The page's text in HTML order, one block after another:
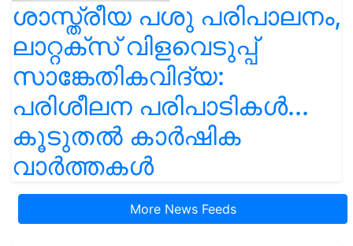
ശാസ്ത്രീയ പശു പരിപാലനം,
ലാറ്റക്സ് വിളവെടുപ്പ്
സാങ്കേതികവിദ്യ:
പരിശീലന പരിപാടികൾ...
കൂടുതൽ കാർഷിക
വാർത്തകൾ
More News Feeds